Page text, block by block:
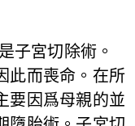
子宮切除術。
此而喪命。在所
要因爲母親的並